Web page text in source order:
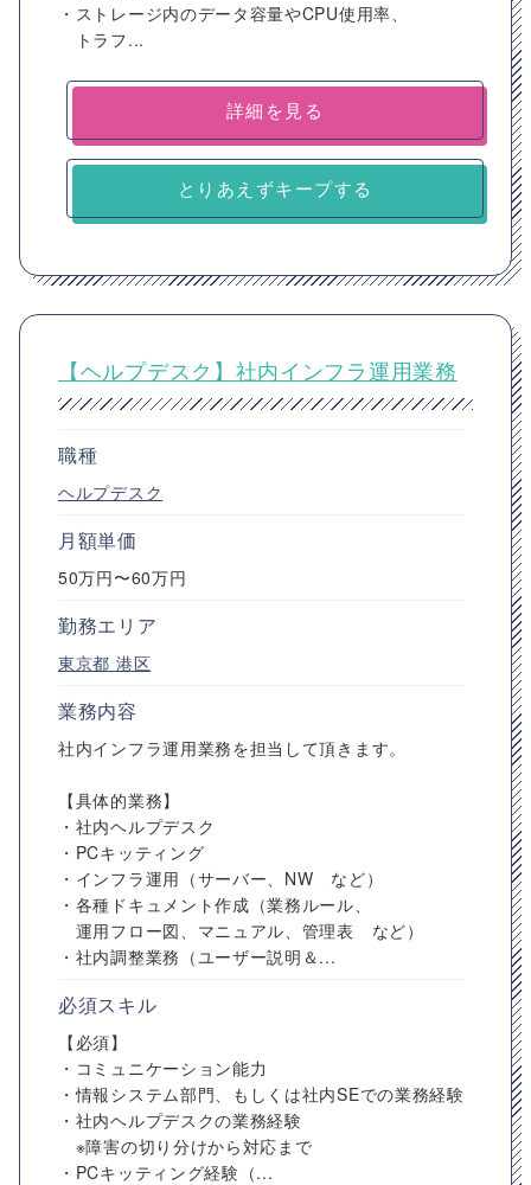
・ストレージ内のデータ容量やCPU使用率、
トラフ...
詳細を見る
とりあえずキープする
【ヘルプデスク】社内インフラ運用業務
職種
ヘルプデスク
月額単価
50万円〜60万円
勤務エリア
東京都 港区
業務内容
社内インフラ運用業務を担当して頂きます。
【具体的業務】
・社内ヘルプデスク
・PCキッティング
・インフラ運用（サーバー、NW など）
・各種ドキュメント作成（業務ルール、
運用フロー図、マニュアル、管理表 など）
・社内調整業務（ユーザー説明＆...
必須スキル
【必須】
・コミュニケーション能力
・情報システム部門、もしくは社内SEでの業務経験
・社内ヘルプデスクの業務経験
※障害の切り分けから対応まで
・PCキッティング経験（...